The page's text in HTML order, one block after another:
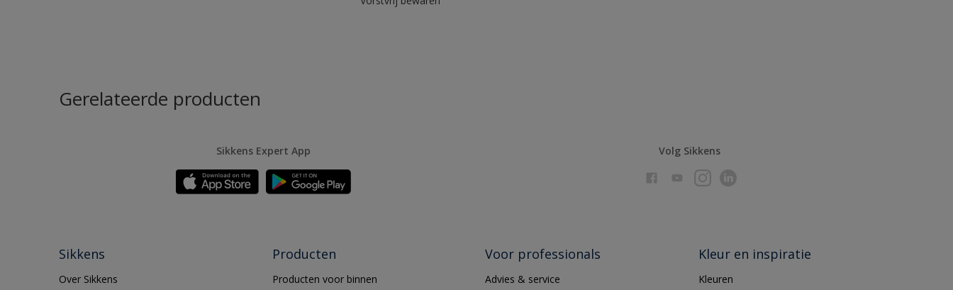
Gerelateerde producten
Sikkens Expert App Volg Sikkens
Sikkens
Over Sikkens
Producten
Producten voor binnen
Voor professionals
Advies & service
Kleur en inspiratie
Kleuren